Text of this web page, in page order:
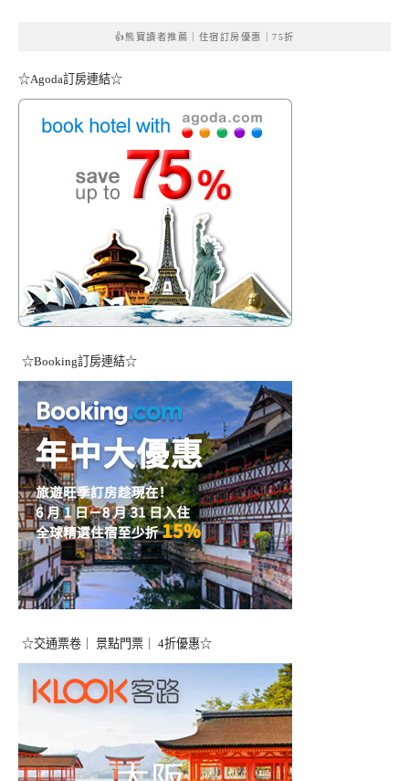
👍熊寶讀者推薦｜住宿訂房優惠｜75折
☆Agoda訂房連結☆
☆Booking訂房連結☆
☆交通票卷｜ 景點門票｜ 4折優惠☆